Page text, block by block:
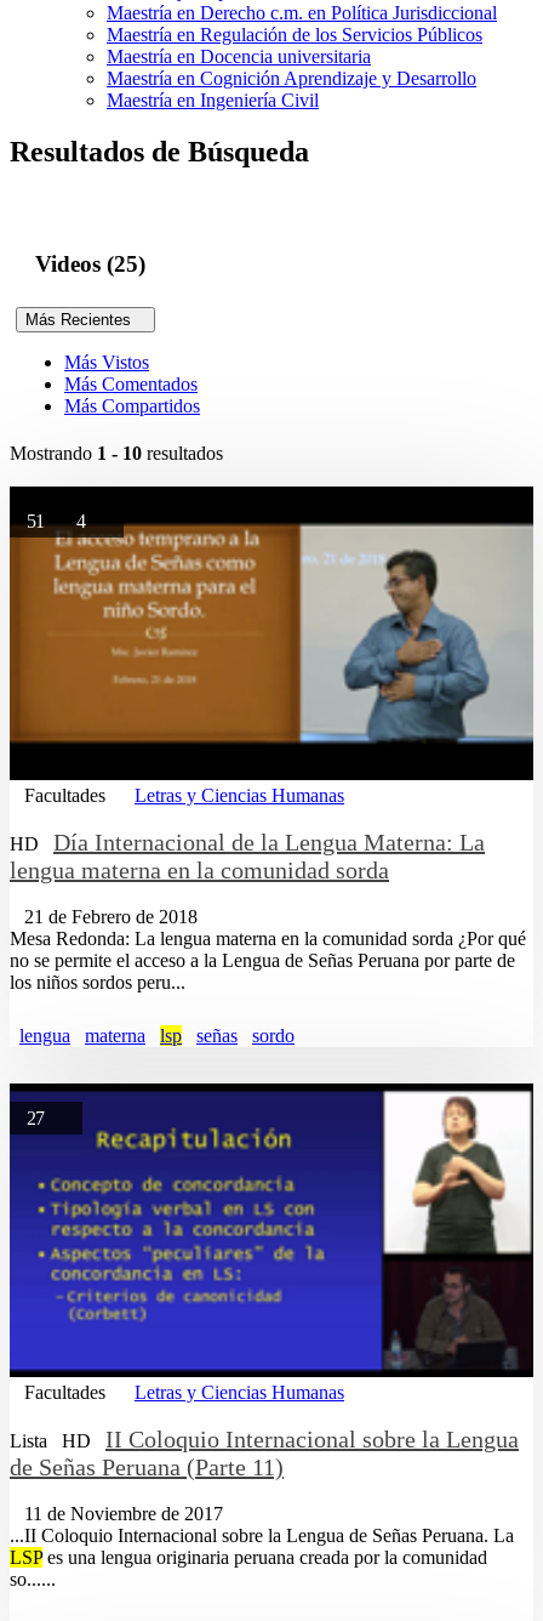
Maestría en Derecho c.m. en Política Jurisdiccional
Maestría en Regulación de los Servicios Públicos
Maestría en Docencia universitaria
Maestría en Cognición Aprendizaje y Desarrollo
Maestría en Ingeniería Civil
Resultados de Búsqueda
Videos (25)
Más Recientes
Más Vistos
Más Comentados
Más Compartidos
Mostrando 1 - 10 resultados
514
Facultades Letras y Ciencias Humanas
HD
Día Internacional de la Lengua Materna: La
lengua materna en la comunidad sorda
21 de Febrero de 2018
Mesa Redonda: La lengua materna en la comunidad sorda ¿Por qué
no se permite el acceso a la Lengua de Señas Peruana por parte de
los niños sordos peru...
lengua materna lsp señas sordo
27
Facultades Letras y Ciencias Humanas
Lista HD
II Coloquio Internacional sobre la Lengua
de Señas Peruana (Parte 11)
11 de Noviembre de 2017
...II Coloquio Internacional sobre la Lengua de Señas Peruana. La
LSPes una lengua originaria peruana creada por la comunidad
so......